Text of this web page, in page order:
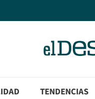
TENDENCIAS